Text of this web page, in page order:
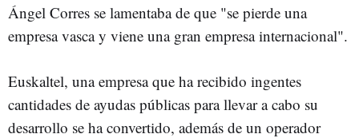
Ángel Corres se lamentaba de que "se pierde una
empresa vasca y viene una gran empresa internacional".
Euskaltel, una empresa que ha recibido ingentes
cantidades de ayudas públicas para llevar a cabo su
desarrollo se ha convertido, además de un operador